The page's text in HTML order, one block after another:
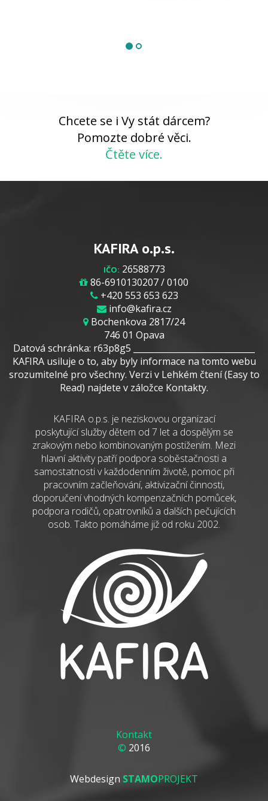
Chcete se i Vy stát dárcem?
Pomozte dobré věci.
Čtěte více.
KAFIRA o.p.s.
IČO: 26588773
86-6910130207 / 0100
+420 553 653 623
info@kafira.cz
Bochenkova 2817/24
746 01 Opava
Datová schránka: r63p8g5 _____________________________
KAFIRA usiluje o to, aby byly informace na tomto webu
srozumitelné pro všechny. Verzi v Lehkém čtení (Easy to
Read) najdete v záložce Kontakty.
KAFIRA o.p.s. je neziskovou organizací
poskytující služby dětem od 7 let a dospělým se
zrakovým nebo kombinovaným postižením. Mezi
hlavní aktivity patří podpora soběstačnosti a
samostatnosti v každodenním životě, pomoc při
pracovním začleňování, aktivizační činnosti,
doporučení vhodných kompenzačních pomůcek,
podpora rodičů, opatrovníků a dalších pečujících
osob. Takto pomáháme již od roku 2002.
Kontakt
© 2016
Webdesign STAMOPROJEKT